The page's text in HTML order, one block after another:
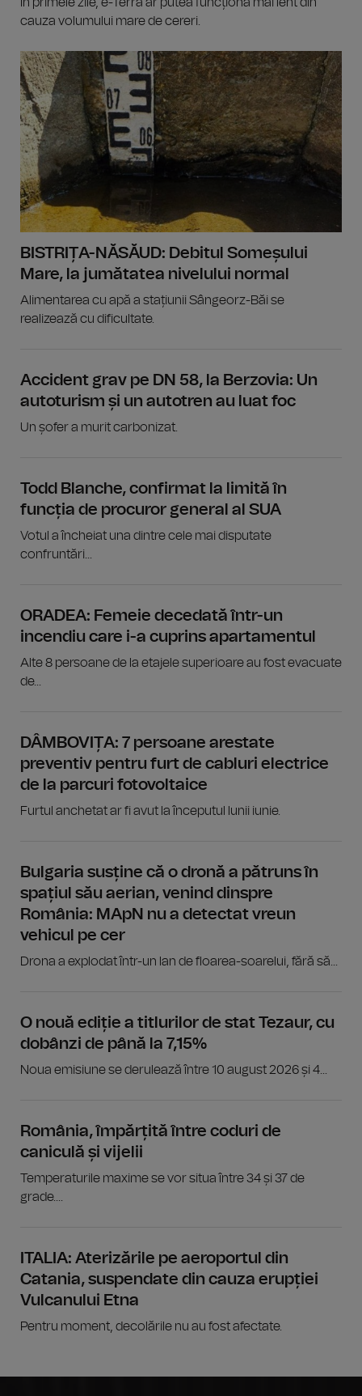
cauza volumului mare de cereri.
BISTRIȚA-NĂSĂUD: Debitul Someșului
Mare, la jumătatea nivelului normal
Alimentarea cu apă a stațiunii Sângeorz-Băi se
realizează cu dificultate.
Accident grav pe DN 58, la Berzovia: Un
autoturism și un autotren au luat foc
Un șofer a murit carbonizat.
Todd Blanche, confirmat la limită în
funcția de procuror general al SUA
Votul a încheiat una dintre cele mai disputate
confruntări...
ORADEA: Femeie decedată într-un
incendiu care i-a cuprins apartamentul
Alte 8 persoane de la etajele superioare au fost evacuate
de...
DÂMBOVIȚA: 7 persoane arestate
preventiv pentru furt de cabluri electrice
de la parcuri fotovoltaice
Furtul anchetat ar fi avut la începutul lunii iunie.
Bulgaria susține că o dronă a pătruns în
spațiul său aerian, venind dinspre
România: MApN nu a detectat vreun
vehicul pe cer
Drona a explodat într-un lan de floarea-soarelui, fără să...
O nouă ediție a titlurilor de stat Tezaur, cu
dobânzi de până la 7,15%
Noua emisiune se derulează între 10 august 2026 și 4...
România, împărțită între coduri de
caniculă și vijelii
Temperaturile maxime se vor situa între 34 și 37 de
grade....
ITALIA: Aterizările pe aeroportul din
Catania, suspendate din cauza erupției
Vulcanului Etna
Pentru moment, decolările nu au fost afectate.